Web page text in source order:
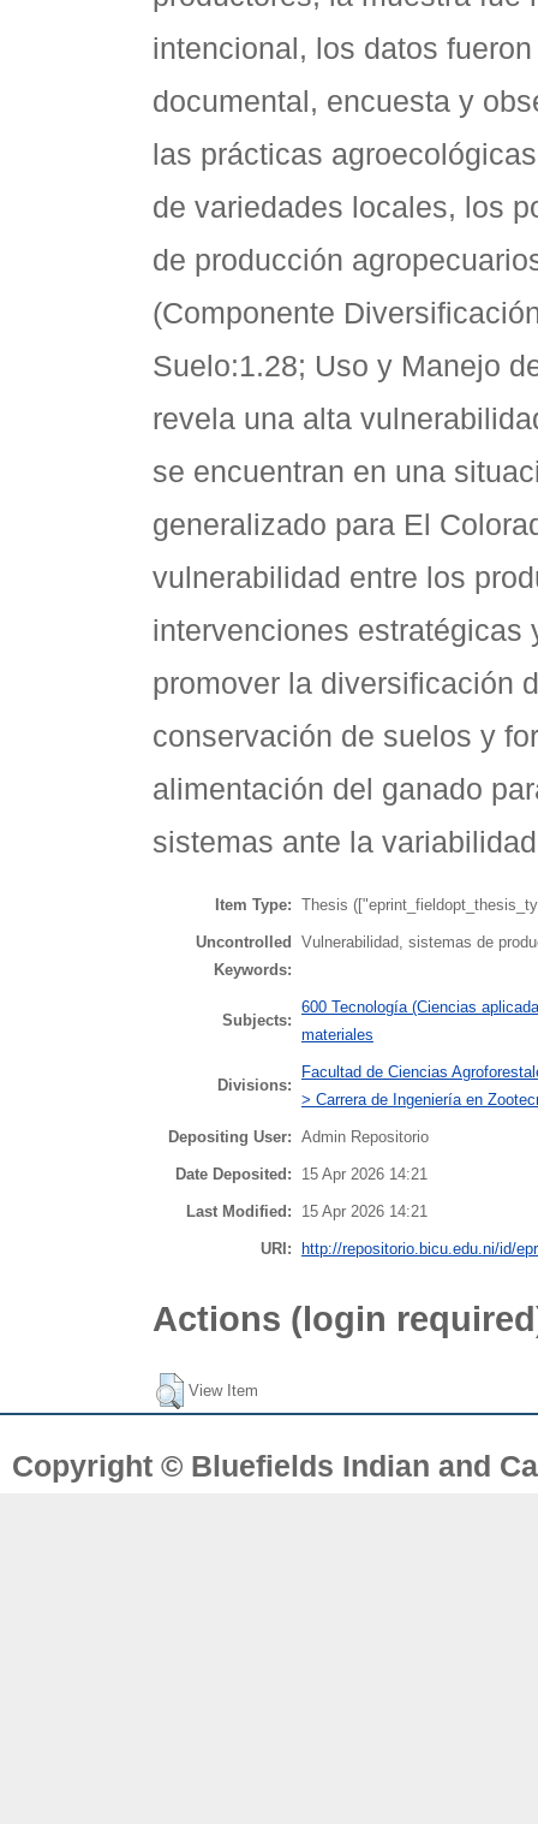
intencional, los datos
documental, encuesta y
las prácticas
de variedades locales, los
de producción
(Componente
Suelo:1.28; Uso y Manejo
revela una alta
se encuentran en una
generalizado para El
vulnerabilidad entre los
intervenciones estratégicas
promover la diversificación
conservación de suelos y
alimentación del ganado
sistemas ante la
Item Type: Thesis
Uncontrolled
Keywords:
Vulnerabilidad, sistemas de
Subjects:
600 Tecnología (Ciencias
materiales
Divisions:
Facultad de Ciencias
> Carrera de Ingeniería en
Depositing User: Admin Repositorio
Date Deposited: 15 Apr 2026 14:21
Last Modified: 15 Apr 2026 14:21
URI: http://repositorio.bicu.edu.ni/id/
Actions (login
View Item
Copyright © Bluefields Indian and